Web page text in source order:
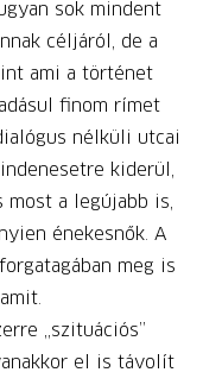
sok mindent
céljáról, de a
ami a történet
finom rímet
nélküli utcai
kiderül,
most a legújabb is,
énekesnők. A
meg is
„szituá­ciós”
el is távolít